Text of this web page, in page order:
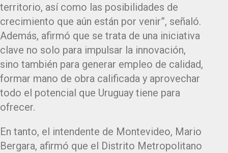
territorio, así como las posibilidades de
crecimiento que aún están por venir”, señaló.
Además, afirmó que se trata de una iniciativa
clave no solo para impulsar la innovación,
sino también para generar empleo de calidad,
formar mano de obra calificada y aprovechar
todo el potencial que Uruguay tiene para
ofrecer.
En tanto, el intendente de Montevideo, Mario
Bergara, afirmó que el Distrito Metropolitano